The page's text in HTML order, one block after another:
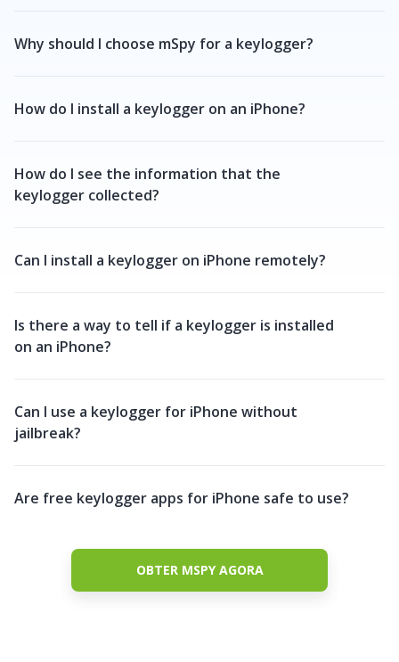
Why should I choose mSpy for a keylogger?
How do I install a keylogger on an iPhone?
How do I see the information that the
keylogger collected?
Can I install a keylogger on iPhone remotely?
Is there a way to tell if a keylogger is installed
on an iPhone?
Can I use a keylogger for iPhone without
jailbreak?
Are free keylogger apps for iPhone safe to use?
OBTER MSPY AGORA